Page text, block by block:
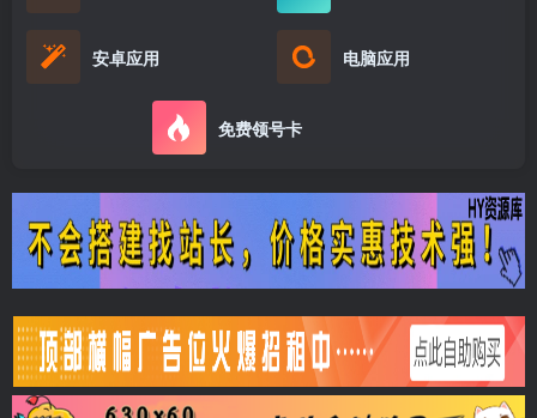
安卓应用 电脑应用
免费领号卡